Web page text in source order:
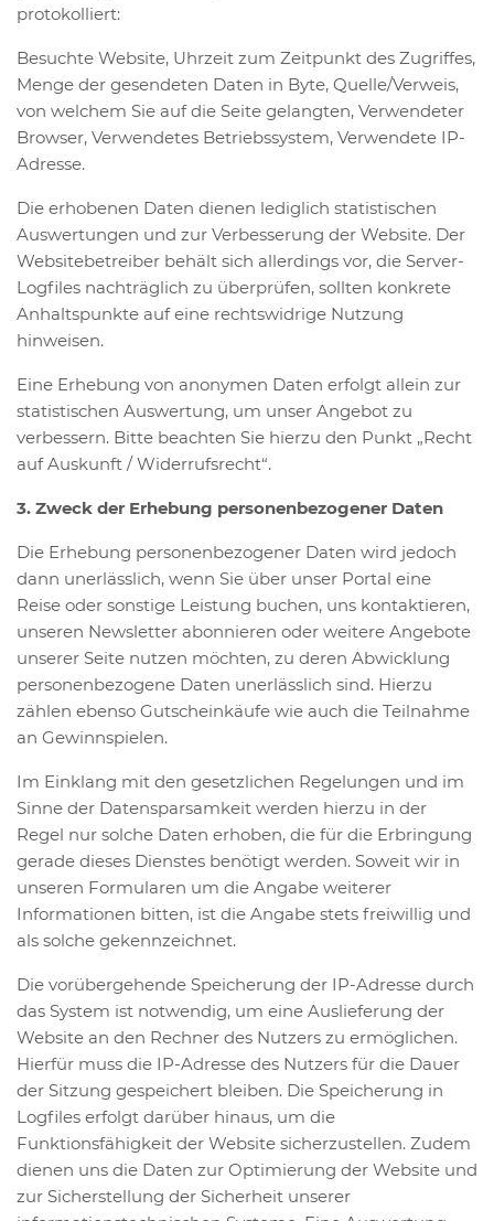
protokolliert:
Besuchte Website, Uhrzeit zum Zeitpunkt des Zugriffes,
Menge der gesendeten Daten in Byte, Quelle/Verweis,
von welchem Sie auf die Seite gelangten, Verwendeter
Browser, Verwendetes Betriebssystem, Verwendete IP-
Adresse.
Die erhobenen Daten dienen lediglich statistischen
Auswertungen und zur Verbesserung der Website. Der
Websitebetreiber behält sich allerdings vor, die Server-
Logfiles nachträglich zu überprüfen, sollten konkrete
Anhaltspunkte auf eine rechtswidrige Nutzung
hinweisen.
Eine Erhebung von anonymen Daten erfolgt allein zur
statistischen Auswertung, um unser Angebot zu
verbessern. Bitte beachten Sie hierzu den Punkt „Recht
auf Auskunft / Widerrufsrecht“.
3. Zweck der Erhebung personenbezogener Daten
Die Erhebung personenbezogener Daten wird jedoch
dann unerlässlich, wenn Sie über unser Portal eine
Reise oder sonstige Leistung buchen, uns kontaktieren,
unseren Newsletter abonnieren oder weitere Angebote
unserer Seite nutzen möchten, zu deren Abwicklung
personenbezogene Daten unerlässlich sind. Hierzu
zählen ebenso Gutscheinkäufe wie auch die Teilnahme
an Gewinnspielen.
Im Einklang mit den gesetzlichen Regelungen und im
Sinne der Datensparsamkeit werden hierzu in der
Regel nur solche Daten erhoben, die für die Erbringung
gerade dieses Dienstes benötigt werden. Soweit wir in
unseren Formularen um die Angabe weiterer
Informationen bitten, ist die Angabe stets freiwillig und
als solche gekennzeichnet.
Die vorübergehende Speicherung der IP-Adresse durch
das System ist notwendig, um eine Auslieferung der
Website an den Rechner des Nutzers zu ermöglichen.
Hierfür muss die IP-Adresse des Nutzers für die Dauer
der Sitzung gespeichert bleiben. Die Speicherung in
Logfiles erfolgt darüber hinaus, um die
Funktionsfähigkeit der Website sicherzustellen. Zudem
dienen uns die Daten zur Optimierung der Website und
zur Sicherstellung der Sicherheit unserer